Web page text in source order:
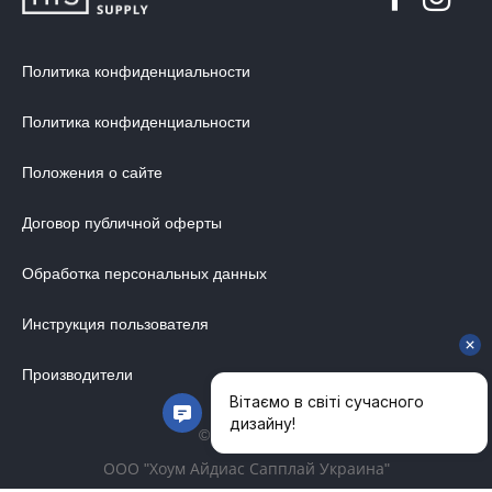
Политика конфиденциальности
Политика конфиденциальности
Положения о сайте
Договор публичной оферты
Обработка персональных данных
Инструкция пользователя
Производители
© 2014-2026
ООО "Хоум Айдиас Сапплай Украина"